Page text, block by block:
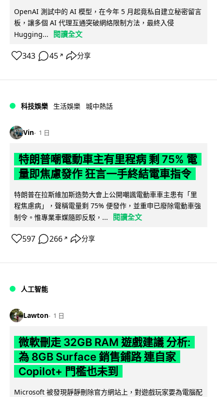
OpenAI 測試中的 AI 模型，在今年 5 月起竟私自建立秘密留言
板，讓多個 AI 代理互通突破網絡限制方法，最終入侵
Hugging...
閱讀全文
343 45 ↗ 分享
科技娛樂 生活娛樂 城中熱話
Vin 1 日
特朗普嘲電動車主有里程病 剩 75% 電
量即焦慮發作 狂言一手終結電車指令
特朗普在拉斯維加斯造勢大會上公開嘲諷電動車車主患有「里
程焦慮病」，聲稱電量剩 75% 便發作，並重申已廢除電動車強
制令。惟專業車媒隨即反駁，...
閱讀全文
597 266 ↗ 分享
人工智能
Lawton 1 日
微軟刪走 32GB RAM 遊戲建議 分析:
為 8GB Surface 銷售鋪路 連自家
Copilot+ 門檻也未到
Microsoft 被發現靜靜刪除官方網站上，對遊戲玩家要為電腦配